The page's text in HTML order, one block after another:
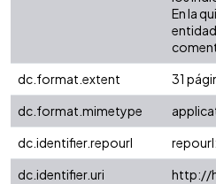
En la
dc.format.extent
31
dc.format.mimetype
dc.identifier.repourl
dc.identifier.uri
http://